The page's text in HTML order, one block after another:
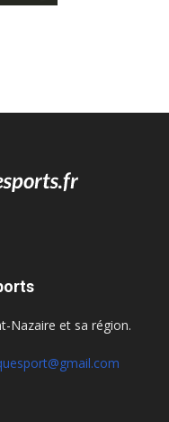
Nazaire et sa région.